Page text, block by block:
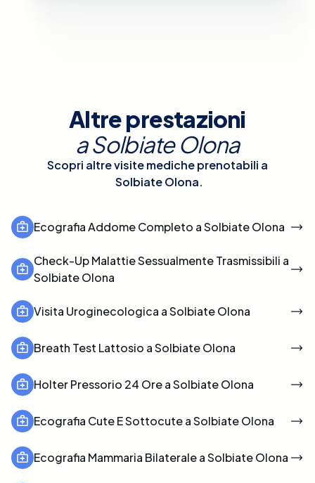
Altre prestazioni
aSolbiate Olona
Scopri altre visite mediche prenotabili a
Solbiate Olona.
Ecografia Addome Completo a Solbiate Olona
Check-Up Malattie Sessualmente Trasmissibili a
Solbiate Olona
Visita Uroginecologica a Solbiate Olona
Breath Test Lattosio a Solbiate Olona
Holter Pressorio 24 Ore a Solbiate Olona
Ecografia Cute E Sottocute a Solbiate Olona
Ecografia Mammaria Bilaterale a Solbiate Olona